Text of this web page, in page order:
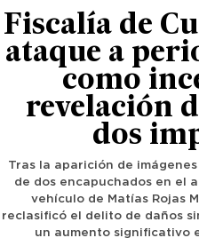
Fiscalía de
ataque a
como
revelación
dos
Tras la aparición de
de dos encapuchados en el
vehículo de Matías Rojas
reclasificó el delito de daños
un aumento significativo